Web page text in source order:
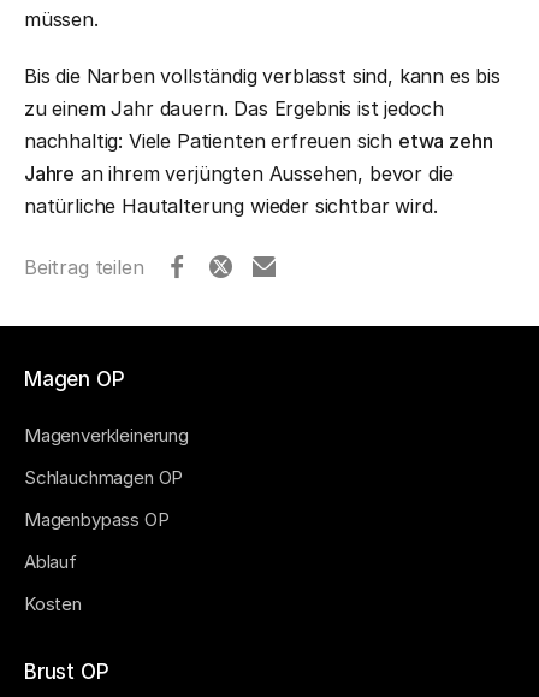
müssen.
Bis die Narben vollständig verblasst sind, kann es bis
zu einem Jahr dauern. Das Ergebnis ist jedoch
nachhaltig: Viele Patienten erfreuen sich etwa zehn
Jahre an ihrem verjüngten Aussehen, bevor die
natürliche Hautalterung wieder sichtbar wird.
Beitrag teilen
Magen OP
Magenverkleinerung
Schlauchmagen OP
Magenbypass OP
Ablauf
Kosten
Brust OP